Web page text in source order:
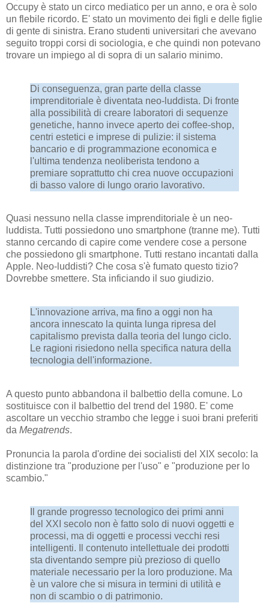
Occupy è stato un circo mediatico per un anno, e ora è solo
un flebile ricordo. E' stato un movimento dei figli e delle figlie
di gente di sinistra. Erano studenti universitari che avevano
seguito troppi corsi di sociologia, e che quindi non potevano
trovare un impiego al di sopra di un salario minimo.
Di conseguenza, gran parte della classe
imprenditoriale è diventata neo-luddista. Di fronte
alla possibilità di creare laboratori di sequenze
genetiche, hanno invece aperto dei coffee-shop,
centri estetici e imprese di pulizie: il sistema
bancario e di programmazione economica e
l'ultima tendenza neoliberista tendono a
premiare soprattutto chi crea nuove occupazioni
di basso valore di lungo orario lavorativo.
Quasi nessuno nella classe imprenditoriale è un neo-
luddista. Tutti possiedono uno smartphone (tranne me). Tutti
stanno cercando di capire come vendere cose a persone
che possiedono gli smartphone. Tutti restano incantati dalla
Apple. Neo-luddisti? Che cosa s'è fumato questo tizio?
Dovrebbe smettere. Sta inficiando il suo giudizio.
L'innovazione arriva, ma fino a oggi non ha
ancora innescato la quinta lunga ripresa del
capitalismo prevista dalla teoria del lungo ciclo.
Le ragioni risiedono nella specifica natura della
tecnologia dell'informazione.
A questo punto abbandona il balbettio della comune. Lo
sostituisce con il balbettio del trend del 1980. E' come
ascoltare un vecchio strambo che legge i suoi brani preferiti
da Megatrends.
Pronuncia la parola d'ordine dei socialisti del XIX secolo: la
distinzione tra "produzione per l'uso" e "produzione per lo
scambio."
Il grande progresso tecnologico dei primi anni
del XXI secolo non è fatto solo di nuovi oggetti e
processi, ma di oggetti e processi vecchi resi
intelligenti. Il contenuto intellettuale dei prodotti
sta diventando sempre più prezioso di quello
materiale necessario per la loro produzione. Ma
è un valore che si misura in termini di utilità e
non di scambio o di patrimonio.